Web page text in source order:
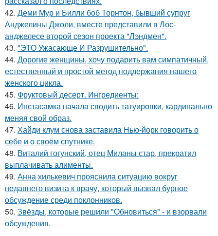
42. Деми Мур и Билли боб Торнтон, бывший супруг
Анджелины Джоли, вместе представили в Лос-
анджелесе второй сезон проекта "Лэндмен".
43. "ЭТО Ужасающе И Разрушительно".
44. Дорогие женщины, хочу подарить вам симпатичный,
естественный и простой метод поддержания нашего
женского цикла.
45. Фруктовый десерт. Ингредиенты:
46. Инстасамка начала сводить татуировки, кардинально
меняя свой образ.
47. Хайди клум снова заставила Нью-йорк говорить о
себе и о своём спутнике.
48. Виталий гогунский, отец Миланы стар, прекратил
выплачивать алименты.
49. Анна хилькевич прояснила ситуацию вокруг
недавнего визита к врачу, который вызвал бурное
обсуждение среди поклонников.
50. Звёзды, которые решили "Обновиться" - и взорвали
обсуждения.